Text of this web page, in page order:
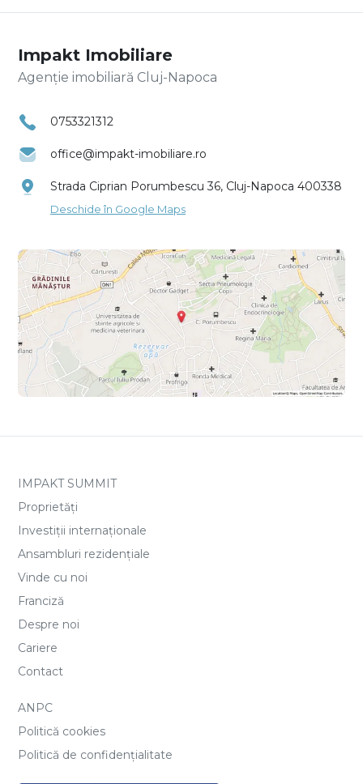
Impakt Imobiliare
Agenție imobiliară Cluj-Napoca
0753321312
office@impakt-imobiliare.ro
Strada Ciprian Porumbescu 36, Cluj-Napoca 400338
Deschide în Google Maps
IMPAKT SUMMIT
Proprietăți
Investiții internaționale
Ansambluri rezidențiale
Vinde cu noi
Franciză
Despre noi
Cariere
Contact
ANPC
Politică cookies
Politică de confidențialitate